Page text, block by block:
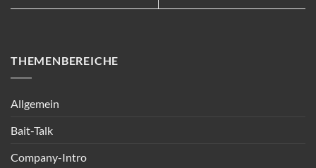
THEMENBEREICHE
Allgemein
Bait-Talk
Company-Intro